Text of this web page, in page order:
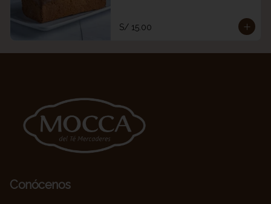
S/ 15.00
Conócenos